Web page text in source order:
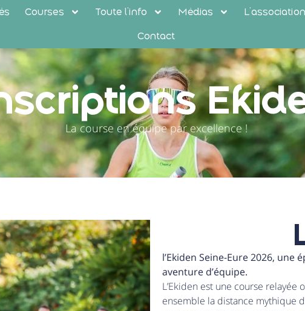
Courses Toute l’info Médias L’association
Contact
La course en équipe par excellence !
l’Ekiden Seine-Eure 2026,
aventure d’équipe.
L’Ekiden est une course
ensemble la distance mythique